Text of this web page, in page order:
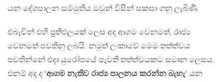
යන දේශපාලන සම්මුතිය ඔවුන් විසින් සකසා ගනු ලැබිණි.
එබැවින් එහි ප්‍රතිඵලයක් ලෙස අද ආගම වෙනමත්, රාජ්‍ය
වෙනමත් පවතිනු ලබයි. නමුත් ලංකාවේ මෙම තත්ත්වය
පවතින්නේ එදා යුරෝපයේ පැවති තත්ත්වයකට සමාන ලෙසය.
එනම් අද ද ‘ආගම නැතිව රාජ්‍ය පාලනය කරන්න බැහැ‘ යන